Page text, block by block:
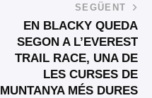
SEGÜENT
EN BLACKY QUEDA
SEGON A L’EVEREST
TRAIL RACE, UNA DE
LES CURSES DE
MUNTANYA MÉS DURES